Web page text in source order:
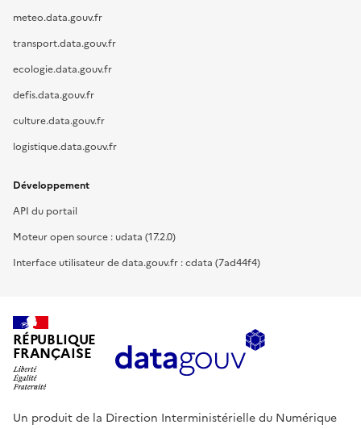
meteo.data.gouv.fr
transport.data.gouv.fr
ecologie.data.gouv.fr
defis.data.gouv.fr
culture.data.gouv.fr
logistique.data.gouv.fr
Développement
API du portail
Moteur open source : udata (17.2.0)
Interface utilisateur de data.gouv.fr : cdata (7ad44f4)
RÉPUBLIQUE
FRANÇAISE
Un produit de la Direction Interministérielle du Numérique